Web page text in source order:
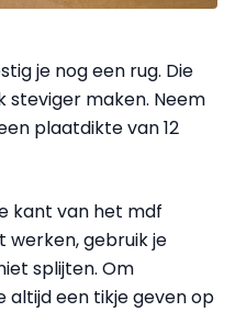
je nog een rug. Die
steviger maken. Neem
plaatdikte van 12
kant van het mdf
werken, gebruik je
splijten. Om
altijd een tikje geven op